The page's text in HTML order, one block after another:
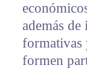
además de
formativas
formen